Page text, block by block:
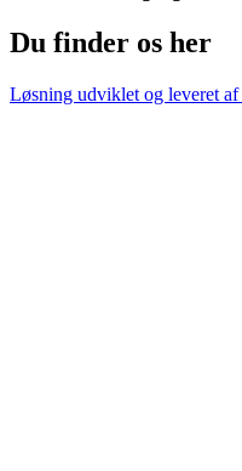
Du finder os her
Løsning udviklet og leveret af